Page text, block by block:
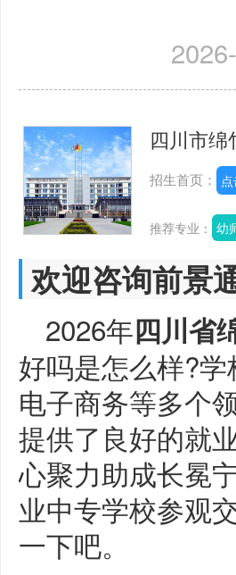
四川市绵
招生首页：
推荐专业： 幼
欢迎咨询前景
2026年四川省
好吗是怎么样?
电子商务等多个
提供了良好的就
心聚力助成长冕
业中专学校参观
一下吧。